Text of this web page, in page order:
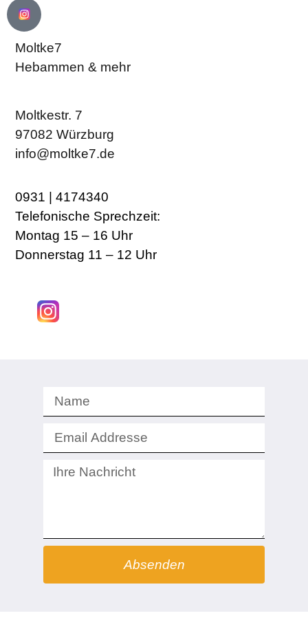
Moltke7
Hebammen & mehr
Moltkestr. 7
97082 Würzburg
info@moltke7.de
0931 | 4174340
Telefonische Sprechzeit:
Montag 15 – 16 Uhr
Donnerstag 11 – 12 Uhr
Absenden